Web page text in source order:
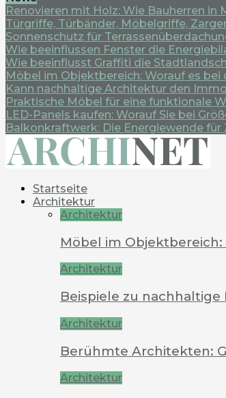
Renovieren mit Holz: Wie Bauherren in
Türgriffe, Türbänder, Möbelgriffe,
Sonnenschutz für
Wie beeinflussen Fenster die
Wie beeinflusst Graffiti die
Möbel im Objektbereich: Worauf es bei
Kann nachhaltige Architektur den
Praktische Möbel für eine funktionale
LED-Panels kaufen: Worauf Sie bei
Balkonkraftwerk: Die Energiewende für
Startseite
Architektur
Architektur
Möbel im
Architektur
Beispiele zu
Architektur
Berühmte Architekten:
Architektur